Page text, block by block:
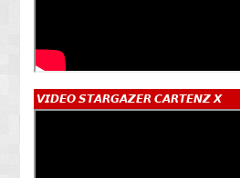
𝙑𝙄𝘿𝙀𝙊 𝙎𝙏𝘼𝙍𝙂𝘼𝙕𝙀𝙍 𝘾𝘼𝙍𝙏𝙀𝙉𝙕 𝙓